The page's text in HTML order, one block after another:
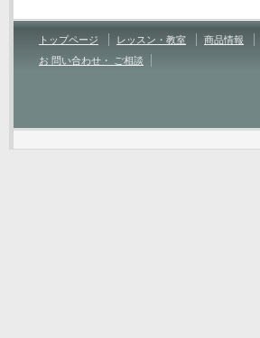
トップページ レッスン・教室 商品情報
お 問い合わせ・ ご相談